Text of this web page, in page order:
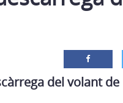
del volant